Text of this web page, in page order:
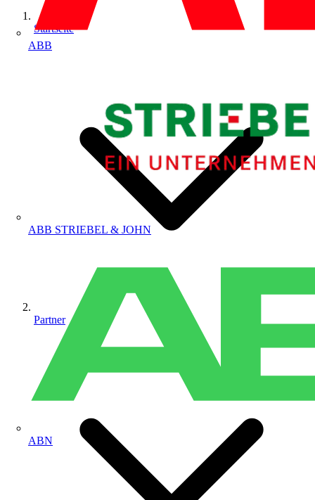
ABB
ABB STRIEBEL & JOHN
ABN
Startseite
Partner